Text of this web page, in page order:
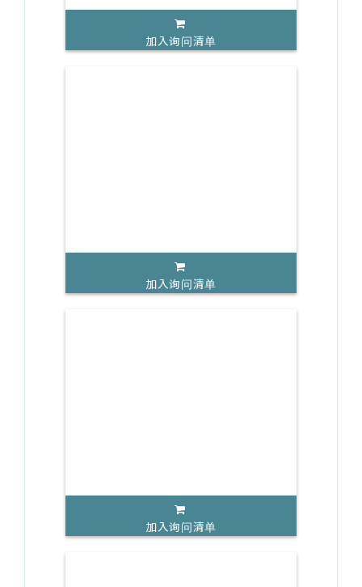
加入询问清单
加入询问清单
加入询问清单